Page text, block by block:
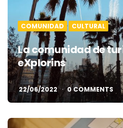
COMUNIDAD CULTURAL
La comunidad de
eXplorins
22/06/2022 0 COMMENTS